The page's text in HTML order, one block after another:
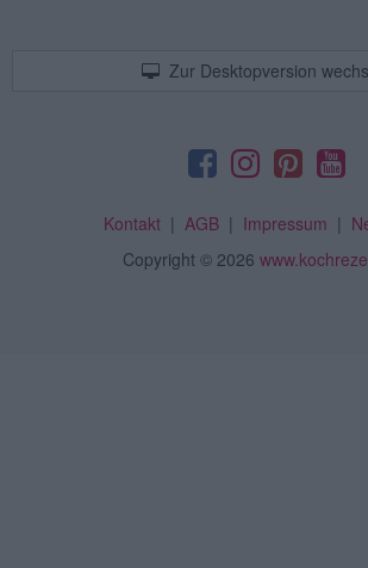
Zur Desktopversion
Kontakt| AGB| Impressum |
Copyright © 2026